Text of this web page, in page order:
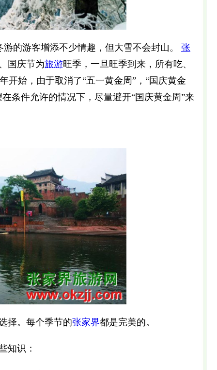
游的游客增添不少情趣，但大雪不会封山。 张
国庆节为旅游旺季，一旦旺季到来，所有吃、
开始，由于取消了“五一黄金周”，“国庆黄金
条件允许的情况下，尽量避开“国庆黄金周”来
择。每个季节的张家界都是完美的。
知识：